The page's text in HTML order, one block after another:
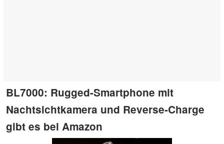
BL7000: Rugged-Smartphone mit
Nachtsichtkamera und Reverse-Charge
gibt es bei Amazon